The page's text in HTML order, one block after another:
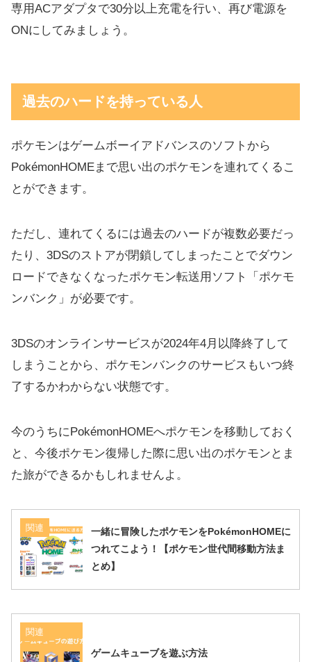
専用ACアダプタで30分以上充電を行い、再び電源を
ONにしてみましょう。
過去のハードを持っている人
ポケモンはゲームボーイアドバンスのソフトから
PokémonHOMEまで思い出のポケモンを連れてくるこ
とができます。
ただし、連れてくるには過去のハードが複数必要だっ
たり、3DSのストアが閉鎖してしまったことでダウン
ロードできなくなったポケモン転送用ソフト「ポケモ
ンバンク」が必要です。
3DSのオンラインサービスが2024年4月以降終了して
しまうことから、ポケモンバンクのサービスもいつ終
了するかわからない状態です。
今のうちにPokémonHOMEへポケモンを移動しておく
と、今後ポケモン復帰した際に思い出のポケモンとま
た旅ができるかもしれませんよ。
関連
一緒に冒険したポケモンをPokémonHOMEに
つれてこよう！【ポケモン世代間移動方法ま
とめ】
関連
ゲームキューブを遊ぶ方法